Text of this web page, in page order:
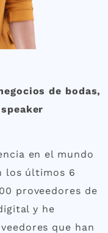
de bodas,
en el mundo
los últimos 6
proveedores de
y he
que han